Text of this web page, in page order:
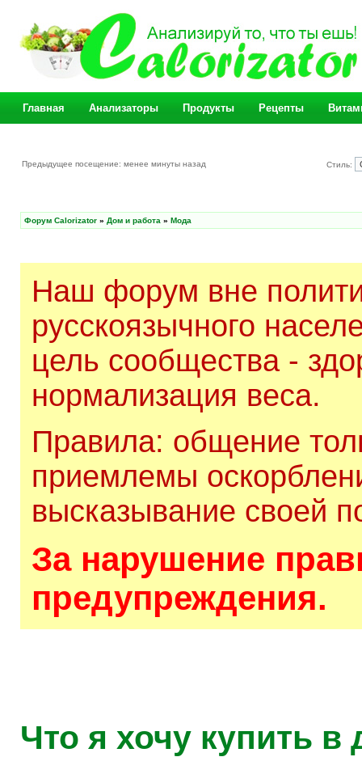
Главная Анализаторы Продукты Рецепты
Предыдущее посещение: менее минуты назад Стиль:
Форум Calorizator » Дом и работа » Мода
Наш форум вне
русскоязычного
цель сообщества -
нормализация веса.
Правила: общение
приемлемы
высказывание своей
За нарушение
предупреждения.
Что я хочу купить